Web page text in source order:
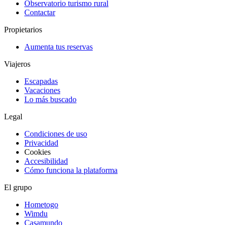
Observatorio turismo rural
Contactar
Propietarios
Aumenta tus reservas
Viajeros
Escapadas
Vacaciones
Lo más buscado
Legal
Condiciones de uso
Privacidad
Cookies
Accesibilidad
Cómo funciona la plataforma
El grupo
Hometogo
Wimdu
Casamundo